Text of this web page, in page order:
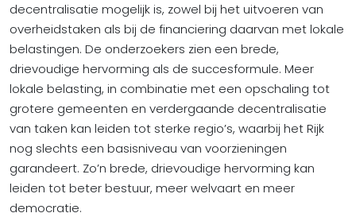
decentralisatie mogelijk is, zowel bij het uitvoeren van
overheidstaken als bij de financiering daarvan met lokale
belastingen. De onderzoekers zien een brede,
drievoudige hervorming als de succesformule. Meer
lokale belasting, in combinatie met een opschaling tot
grotere gemeenten en verdergaande decentralisatie
van taken kan leiden tot sterke regio’s, waarbij het Rijk
nog slechts een basisniveau van voorzieningen
garandeert. Zo’n brede, drievoudige hervorming kan
leiden tot beter bestuur, meer welvaart en meer
democratie.